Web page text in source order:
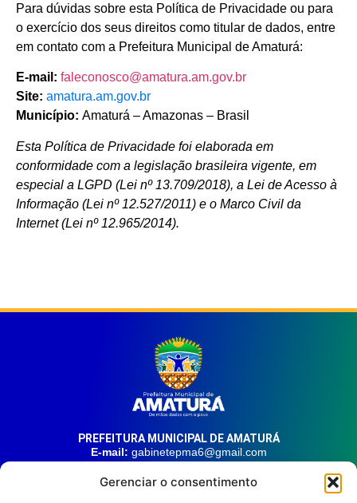
Gerenciar o consentimento
Para dúvidas sobre esta Política de Privacidade ou para
o exercício dos seus direitos como titular de dados, entre
em contato com a Prefeitura Municipal de Amaturá:
E-mail: faleconosco@amatura.am.gov.br
Site: amatura.am.gov.br
Município: Amaturá – Amazonas – Brasil
Esta Política de Privacidade foi elaborada em
conformidade com a legislação brasileira vigente, em
especial a LGPD (Lei nº 13.709/2018), a Lei de Acesso à
Informação (Lei nº 12.527/2011) e o Marco Civil da
Internet (Lei nº 12.965/2014).
PREFEITURA MUNICIPAL DE AMATURÁ
E-mail: gabinetepma6@gmail.com
Av. 21 de Junho, n° 1746, Centro | Amaturá – AM